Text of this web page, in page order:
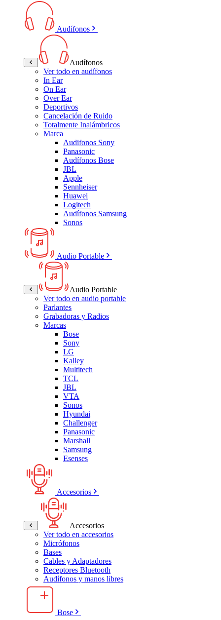
Audífonos
Audífonos
Ver todo en audífonos
In Ear
On Ear
Over Ear
Deportivos
Cancelación de Ruido
Totalmente Inalámbricos
Marca
Audifonos Sony
Panasonic
Audífonos Bose
JBL
Apple
Sennheiser
Huawei
Logitech
Audífonos Samsung
Sonos
Audio Portable
Audio Portable
Ver todo en audio portable
Parlantes
Grabadoras y Radios
Marcas
Bose
Sony
LG
Kalley
Multitech
TCL
JBL
VTA
Sonos
Hyundai
Challenger
Panasonic
Marshall
Samsung
Esenses
Accesorios
Accesorios
Ver todo en accesorios
Micrófonos
Bases
Cables y Adaptadores
Receptores Bluetooth
Audífonos y manos libres
Bose